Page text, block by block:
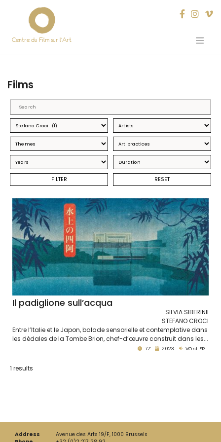
Centre du Film sur l’Art
Films
Il padiglione sull’acqua
SILVIA SIBERINII
STEFANO CROCI
Entre l’Italie et le Japon, balade sensorielle et contemplative dans
les dédales de la Tombe Brion, chef-d’œuvre construit dans les...
77' 2023 VO st FR
1 results
Address
Avenue des Arts 19/F, 1000 Brussels